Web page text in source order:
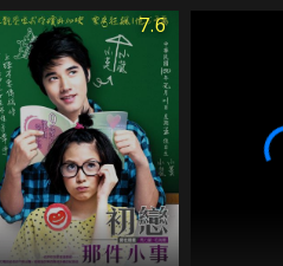
7.6